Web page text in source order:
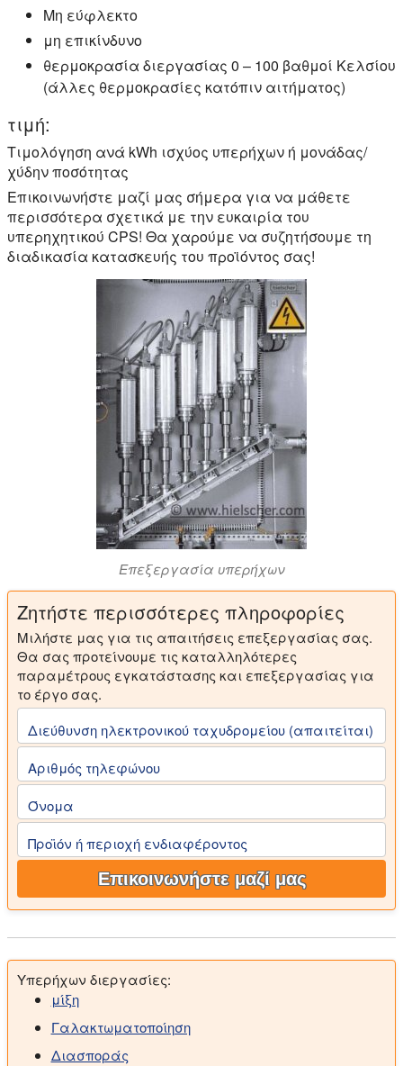
Μη εύφλεκτο
μη επικίνδυνο
θερμοκρασία διεργασίας 0 – 100 βαθμοί Κελσίου
(άλλες θερμοκρασίες κατόπιν αιτήματος)
τιμή:
Τιμολόγηση ανά kWh ισχύος υπερήχων ή μονάδας/
χύδην ποσότητας
Επικοινωνήστε μαζί μας σήμερα για να μάθετε
περισσότερα σχετικά με την ευκαιρία του
υπερηχητικού CPS! Θα χαρούμε να συζητήσουμε τη
διαδικασία κατασκευής του προϊόντος σας!
Επεξεργασία υπερήχων
Ζητήστε περισσότερες πληροφορίες
Μιλήστε μας για τις απαιτήσεις επεξεργασίας σας.
Θα σας προτείνουμε τις καταλληλότερες
παραμέτρους εγκατάστασης και επεξεργασίας για
το έργο σας.
Διεύθυνση ηλεκτρονικού ταχυδρομείου (απαιτείται)
Αριθμός τηλεφώνου
Όνομα
Προϊόν ή περιοχή ενδιαφέροντος
Επικοινωνήστε μαζί μας
Υπερήχων διεργασίες:
μίξη
Γαλακτωματοποίηση
Διασποράς